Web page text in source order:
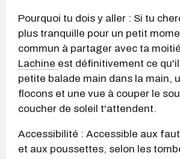
Pourquoi tu dois y aller : Si tu
plus tranquille pour un petit
commun à partager avec ta
Lachine est définitivement ce
petite balade main dans la main,
flocons et une vue à couper le
coucher de soleil t'attendent.
Accessibilité : Accessible aux
et aux poussettes, selon les